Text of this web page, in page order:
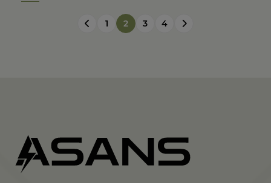
1 2 3 4